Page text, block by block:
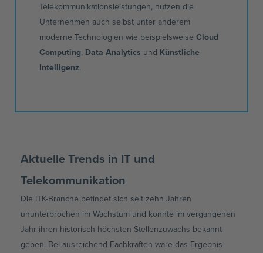
Telekommunikationsleistungen, nutzen die
Unternehmen auch selbst unter anderem
moderne Technologien wie beispielsweiseCloud
Computing, Data Analytics und Künstliche
Intelligenz.
Aktuelle Trends in IT und
Telekommunikation
Die ITK-Branche befindet sich seit zehn Jahren
ununterbrochen im Wachstum und konnte im vergangenen
Jahr ihren historisch höchsten Stellenzuwachs bekannt
geben. Bei ausreichend Fachkräften wäre das Ergebnis